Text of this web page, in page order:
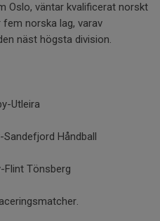
Oslo, väntar kvalificerat norskt
norska lag, varav
näst högsta division.
Utleira
Håndball
Flint Tönsberg